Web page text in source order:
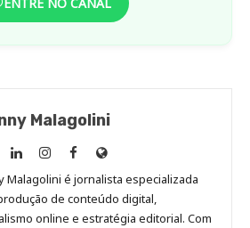
Malagolini
Anny
Malagolini
no
LinkedIn
Anny
Malagolini
no
Instagram
Anny
Malagolini
no
Facebook
Site
de
Anny
Malagolini
Malagolini é jornalista especializada
de conteúdo digital,
online e estratégia editorial. Com